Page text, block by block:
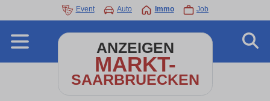
Event Auto Immo Job
ANZEIGEN
MARKT-
SAARBRUECKEN